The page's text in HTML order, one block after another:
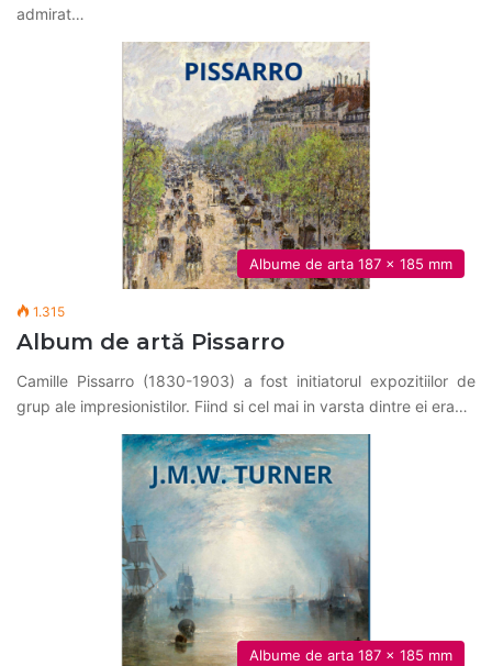
admirat…
Albume de arta 187 x 185 mm
1.315
Album de artă Pissarro
Camille Pissarro (1830-1903) a fost initiatorul expozitiilor de
grup ale impresionistilor. Fiind si cel mai in varsta dintre ei era…
Albume de arta 187 x 185 mm